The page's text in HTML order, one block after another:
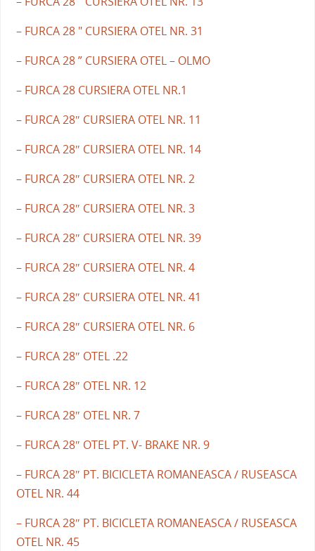
– FURCA 28 " CURSIERA OTEL NR. 31
– FURCA 28 ” CURSIERA OTEL – OLMO
– FURCA 28 CURSIERA OTEL NR.1
– FURCA 28″ CURSIERA OTEL NR. 11
– FURCA 28″ CURSIERA OTEL NR. 14
– FURCA 28″ CURSIERA OTEL NR. 2
– FURCA 28″ CURSIERA OTEL NR. 3
– FURCA 28″ CURSIERA OTEL NR. 39
– FURCA 28″ CURSIERA OTEL NR. 4
– FURCA 28″ CURSIERA OTEL NR. 41
– FURCA 28″ CURSIERA OTEL NR. 6
– FURCA 28″ OTEL .22
– FURCA 28″ OTEL NR. 12
– FURCA 28″ OTEL NR. 7
– FURCA 28″ OTEL PT. V- BRAKE NR. 9
– FURCA 28″ PT. BICICLETA ROMANEASCA / RUSEASCA
OTEL NR. 44
– FURCA 28″ PT. BICICLETA ROMANEASCA / RUSEASCA
OTEL NR. 45